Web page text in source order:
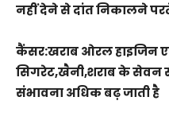
नहीं देने से दांत निकालने
कैंसर:खराब ओरल हाइजिन
सिगरेट,खैनी,शराब के सेवन
संभावना अधिक बढ़ जाती है